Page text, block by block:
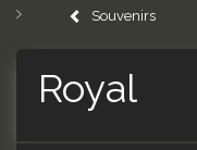
Souvenirs
Royal